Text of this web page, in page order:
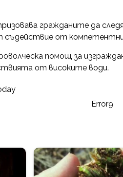
гражданите да
съдействие от
помощ за
от високите води.
Error9